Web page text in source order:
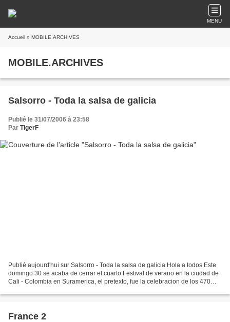
MENU
Accueil » MOBILE.ARCHIVES
MOBILE.ARCHIVES
Salsorro - Toda la salsa de galicia
Publié le 31/07/2006 à 23:58
Par TigerF
Publié aujourd'hui sur Salsorro - Toda la salsa de galicia Hola a todos Este
domingo 30 se acaba de cerrar el cuarto Festival de verano en la ciudad de
Cali - Colombia en Suramerica, el pretexto, fue la celebracion de los 470
France 2